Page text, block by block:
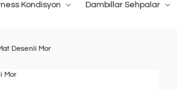
Kondisyon Dambıllar Sehpalar
Desenli Mor